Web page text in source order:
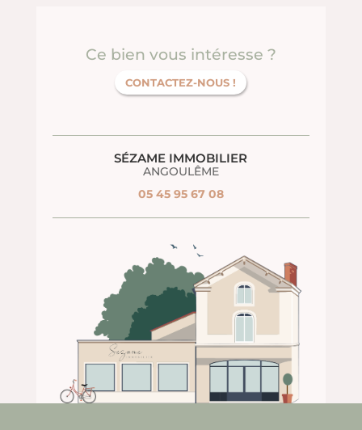
Ce bien vous intéresse ?
CONTACTEZ-NOUS !
SÉZAME IMMOBILIER
ANGOULÊME
05 45 95 67 08